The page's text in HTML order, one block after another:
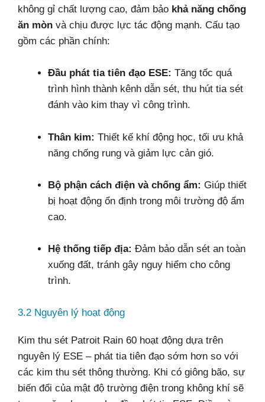
không gỉ chất lượng cao, đảm bảo khả năng chống
ăn mòn và chịu được lực tác động mạnh. Cấu tạo
gồm các phần chính:
Đầu phát tia tiên đạo ESE: Tăng tốc quá
trình hình thành kênh dẫn sét, thu hút tia sét
đánh vào kim thay vì công trình.
Thân kim: Thiết kế khí động học, tối ưu khả
năng chống rung và giảm lực cản gió.
Bộ phận cách điện và chống ẩm: Giúp thiết
bị hoạt động ổn định trong môi trường độ ẩm
cao.
Hệ thống tiếp địa: Đảm bảo dẫn sét an toàn
xuống đất, tránh gây nguy hiểm cho công
trình.
3.2 Nguyên lý hoạt động
Kim thu sét Patroit Rain 60 hoạt động dựa trên
nguyên lý ESE – phát tia tiên đạo sớm hơn so với
các kim thu sét thông thường. Khi có giông bão, sự
biến đổi của mật độ trường điện trong không khí sẽ